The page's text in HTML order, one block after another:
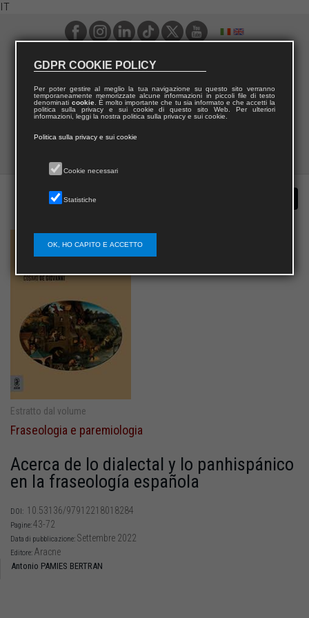
IT
Estratto dal volume
Fraseologia e paremiologia
Acerca de lo dialectal y lo panhispánico
en la fraseología española
DOI: 10.53136/97912218018284
Pagine:43-72
Data di pubblicazione: Settembre 2022
Editore: Aracne
Antonio PAMIES BERTRAN
GDPR COOKIE POLICY
Per poter gestire al meglio la tua navigazione su questo sito verranno
temporaneamente memorizzate alcune informazioni in piccoli file di testo
denominati cookie. È molto importante che tu sia informato e che accetti la
politica sulla privacy e sui cookie di questo sito Web. Per ulteriori
informazioni, leggi la nostra politica sulla privacy e sui cookie.
Politica sulla privacy e sui cookie
Cookie necessari
Statistiche
OK, HO CAPITO E ACCETTO